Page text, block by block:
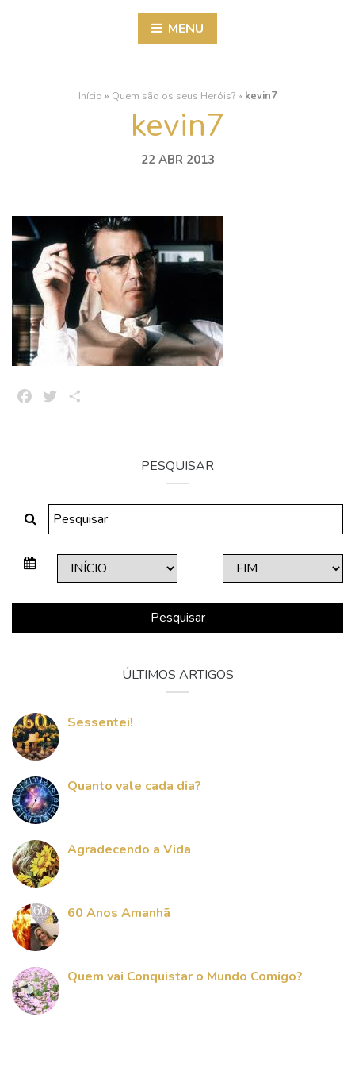
MENU
Início » Quem são os seus Heróis?» kevin7
kevin7
22 ABR 2013
FacebookTwitter
PESQUISAR
Pesquisar
ÚLTIMOS ARTIGOS
Sessentei!
Quanto vale cada dia?
Agradecendo a Vida
60 Anos Amanhã
Quem vai Conquistar o Mundo Comigo?